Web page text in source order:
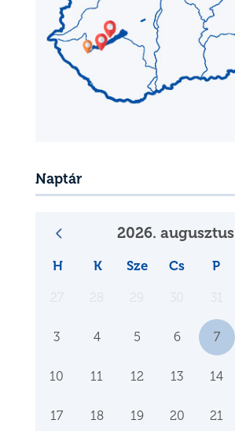
Naptár
2026. augusztus
H K Sze Cs P
3 4 5 6 7
10 11 12 13 14
17 18 19 20 21